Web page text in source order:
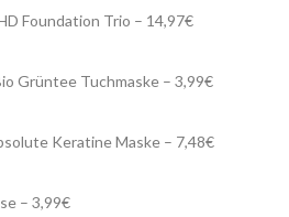
Foundation Trio – 14,97€
Grüntee Tuchmaske – 3,99€
Keratine Maske – 7,48€
– 3,99€